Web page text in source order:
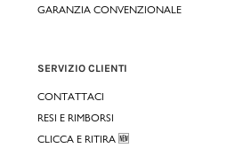
GARANZIA CONVENZIONALE
SERVIZIO CLIENTI
CONTATTACI
RESI E RIMBORSI
CLICCA E RITIRA 🆕